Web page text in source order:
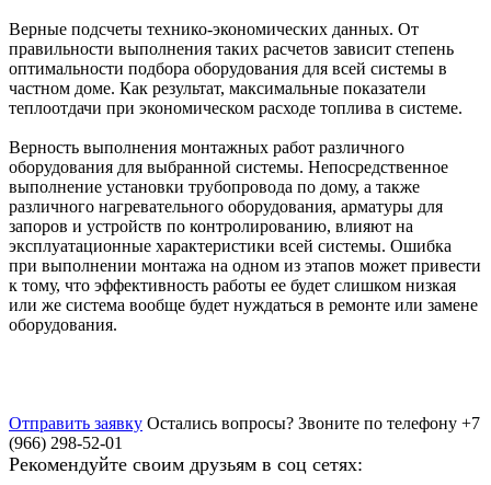
Верные подсчеты технико-экономических данных. От
правильности выполнения таких расчетов зависит степень
оптимальности подбора оборудования для всей системы в
частном доме. Как результат, максимальные показатели
теплоотдачи при экономическом расходе топлива в системе.
Верность выполнения монтажных работ различного
оборудования для выбранной системы. Непосредственное
выполнение установки трубопровода по дому, а также
различного нагревательного оборудования, арматуры для
запоров и устройств по контролированию, влияют на
эксплуатационные характеристики всей системы. Ошибка
при выполнении монтажа на одном из этапов может привести
к тому, что эффективность работы ее будет слишком низкая
или же система вообще будет нуждаться в ремонте или замене
оборудования.
Отправить заявку Остались вопросы? Звоните по телефону +7
(966) 298-52-01
Рекомендуйте своим друзьям в соц сетях: